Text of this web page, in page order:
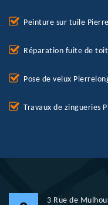
Peinture sur tuile
Réparation fuite de
Pose de velux
Travaux de zingueries
3 Rue de